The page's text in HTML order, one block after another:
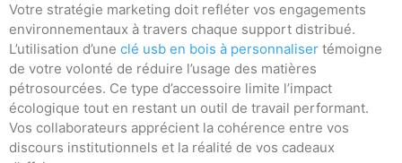
Votre stratégie marketing doit refléter vos engagements
environnementaux à travers chaque support distribué.
L’utilisation d’une clé usb en bois à personnaliser témoigne
de votre volonté de réduire l’usage des matières
pétrosourcées. Ce type d’accessoire limite l’impact
écologique tout en restant un outil de travail performant.
Vos collaborateurs apprécient la cohérence entre vos
discours institutionnels et la réalité de vos cadeaux